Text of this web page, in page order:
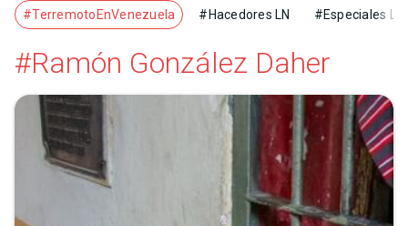
#TerremotoEnVenezuela #Hacedores LN #Especiales LN
#Ramón González Daher